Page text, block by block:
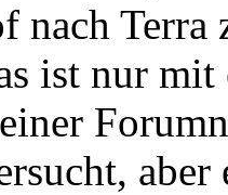
nach
ist nur